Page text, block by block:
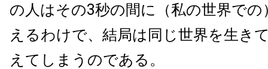
の人はその3秒の間に（私の世界での
えるわけで、結局は同じ世界を生き
えてしまうのである。